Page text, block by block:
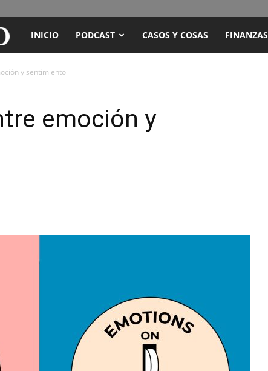
ENCUENTRO
RADIO
INICIO PODCAST CASOS Y COSAS FINANZAS
y sentimiento
emoción y